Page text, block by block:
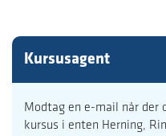
Kursusagent
Modtag en e-mail når der
kursus i enten Herning,